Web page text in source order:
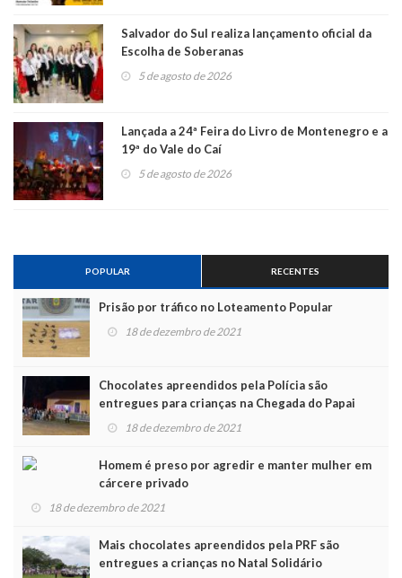
Salvador do Sul realiza lançamento oficial da
Escolha de Soberanas
5 de agosto de 2026
Lançada a 24ª Feira do Livro de Montenegro e a
19ª do Vale do Caí
5 de agosto de 2026
POPULAR RECENTES
Prisão por tráfico no Loteamento Popular
18 de dezembro de 2021
Chocolates apreendidos pela Polícia são
entregues para crianças na Chegada do Papai
Noel 18 de dezembro de 2021
Homem é preso por agredir e manter mulher em
cárcere privado
18 de dezembro de 2021
Mais chocolates apreendidos pela PRF são
entregues a crianças no Natal Solidário